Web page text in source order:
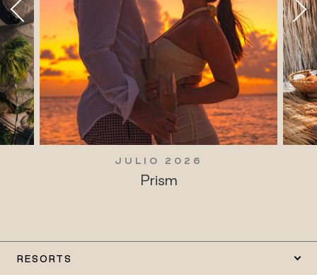
JULIO 2026
Prism
RESORTS